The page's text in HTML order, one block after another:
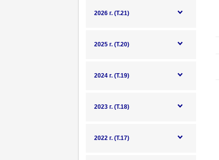
2026 г. (Т.21)
2025 г. (Т.20)
2024 г. (Т.19)
2023 г. (Т.18)
2022 г. (Т.17)